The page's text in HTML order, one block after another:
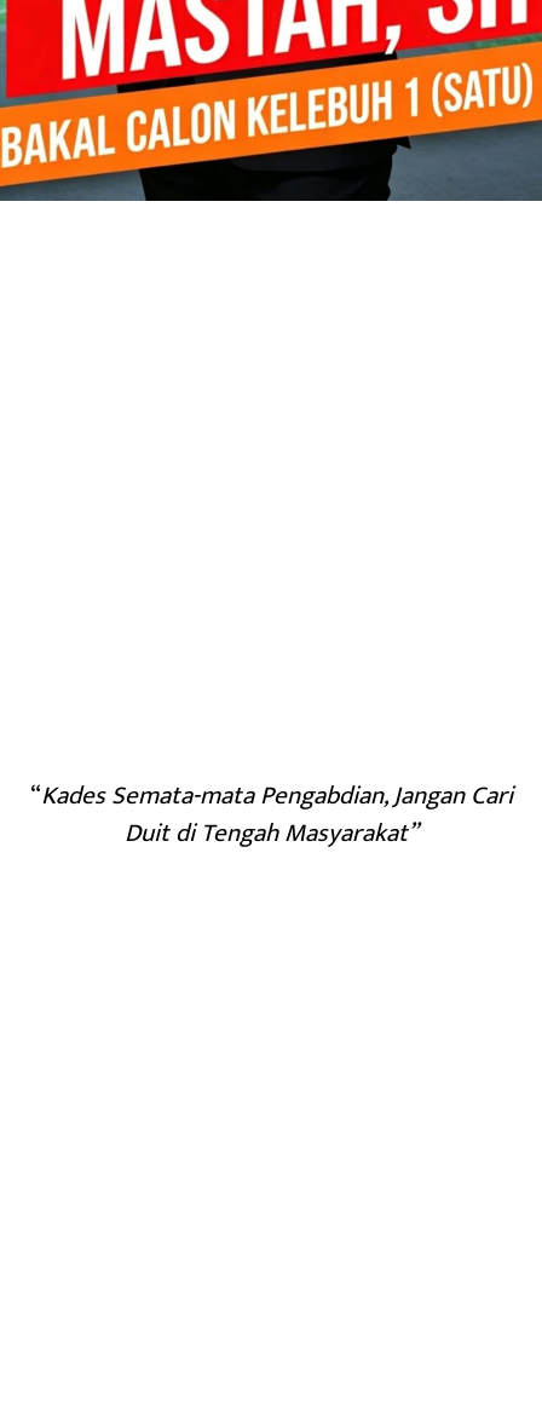
“Kades Semata-mata Pengabdian, Jangan Cari
Duit di Tengah Masyarakat”